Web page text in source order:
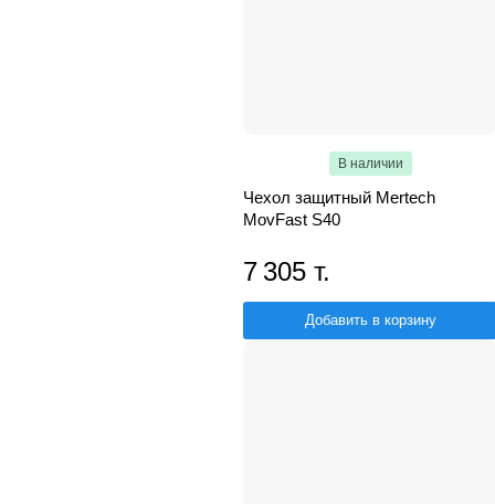
В наличии
Чехол защитный Mertech
MovFast S40
7 305 т.
Добавить в корзину